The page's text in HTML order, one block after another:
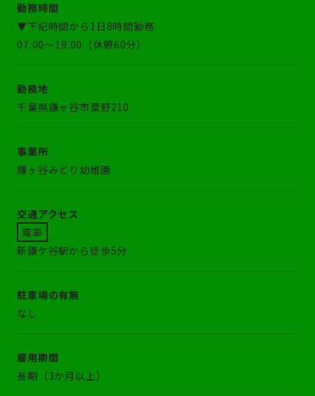
勤務時間
▼下記時間から1日8時間勤務
07:00～19:00（休憩60分）
勤務地
千葉県鎌ヶ谷市粟野210
事業所
鎌ヶ谷みどり幼稚園
交通アクセス
電車
新鎌ケ谷駅から徒歩5分
駐車場の有無
なし
雇用期間
長期（3か月以上）